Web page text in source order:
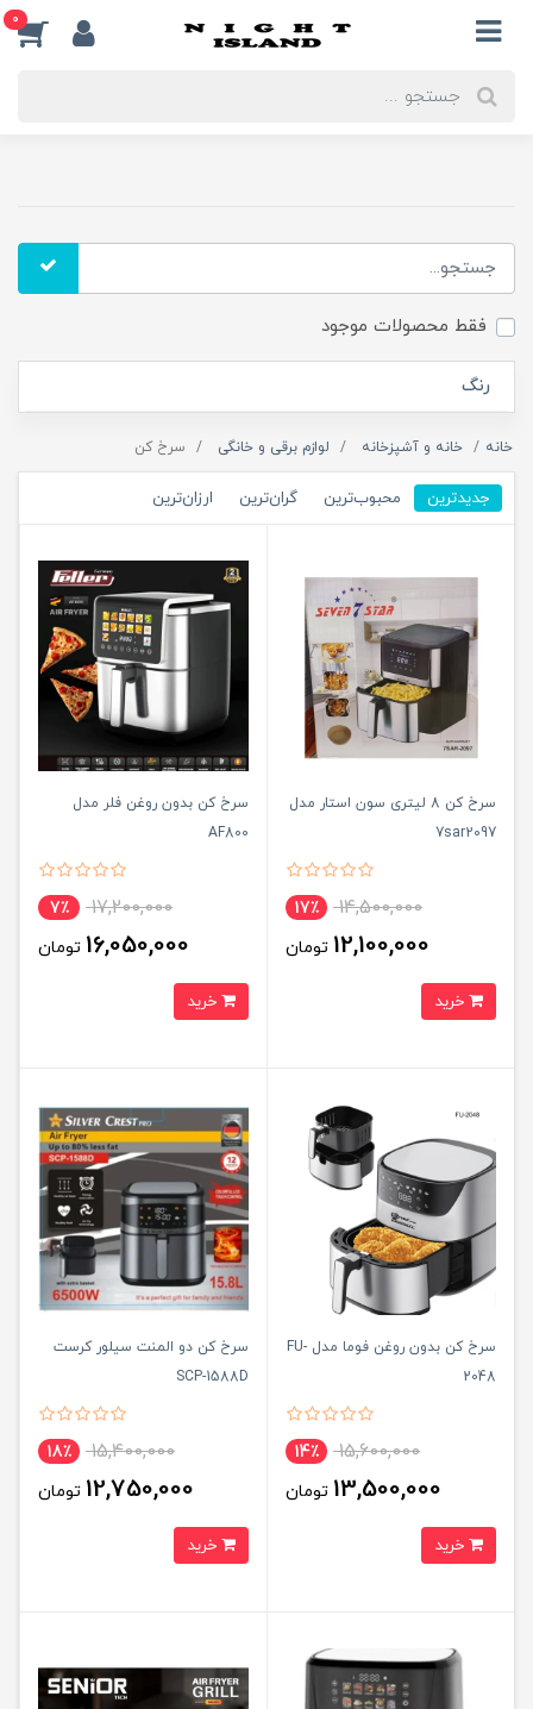
0
فقط محصولات موجود
رنگ
خانه خانه و آشپزخانه لوازم برقی و خانگی سرخ کن
جدیدترین محبوب‌ترین گران‌ترین ارزان‌ترین
سرخ کن 8 لیتری سون استار مدل
7sar2097
14,500,000 17٪
12,100,000 تومان
سرخ کن بدون روغن فلر مدل
AF800
17,200,000 7٪
16,050,000 تومان
سرخ کن بدون روغن فوما مدل FU-
2048
15,600,000 14٪
13,500,000 تومان
سرخ کن دو المنت سیلور کرست
SCP-1588D
15,400,000 18٪
12,750,000 تومان